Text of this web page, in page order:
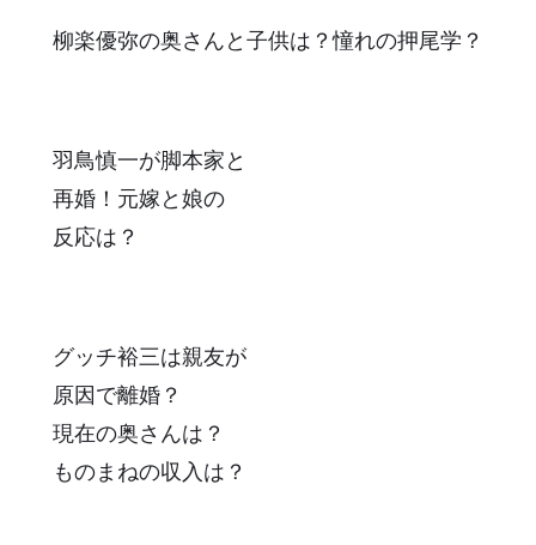
柳楽優弥の奥さんと子供は？憧れの押尾学？
羽鳥慎一が脚本家と
再婚！元嫁と娘の
反応は？
グッチ裕三は親友が
原因で離婚？
現在の奥さんは？
ものまねの収入は？